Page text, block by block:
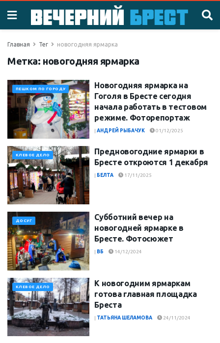
Главная Тег новогодняя ярмарка
Метка: новогодняя ярмарка
ПЕШКОМ ПО ГОРОДУ
Новогодняя ярмарка на
Гоголя в Бресте сегодня
начала работать в тестовом
режиме. Фоторепортаж
| АНДРЕЙ РЫБАЧУК 01/12/2025
КЛЕВОЕ ДЕЛО
Предновогодние ярмарки в
Бресте откроются 1 декабря
| БЕЛТА 17/11/2025
ДОСУГ
Субботний вечер на
новогодней ярмарке в
Бресте. Фотосюжет
| ВБ 14/12/2024
КЛЕВОЕ ДЕЛО
К новогодним ярмаркам
готова главная площадка
Бреста
| ТАТЬЯНА ШЕЛАМОВА 24/11/2024